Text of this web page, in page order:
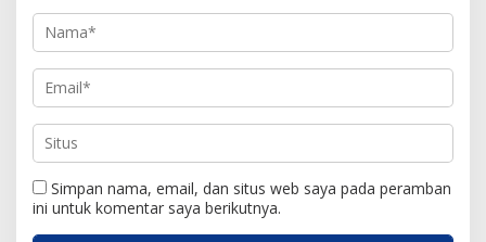
Simpan nama, email, dan situs web saya pada peramban
ini untuk komentar saya berikutnya.